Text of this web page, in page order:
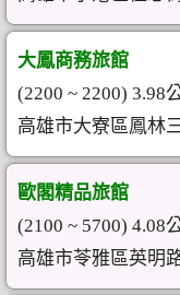
大鳳商務旅館
(2200 ~ 2200) 3.98
高雄市大寮區鳳林
歐閣精品旅館
(2100 ~ 5700) 4.08
高雄市苓雅區英明